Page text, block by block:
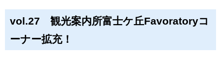
vol.27 観光案内所富士ケ丘Favoratoryコ
ーナー拡充！